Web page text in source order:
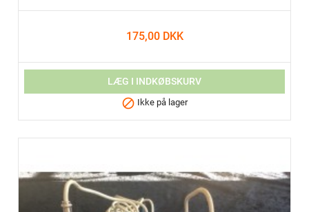
175,00 DKK
LÆG I INDKØBSKURV
 Ikke på lager